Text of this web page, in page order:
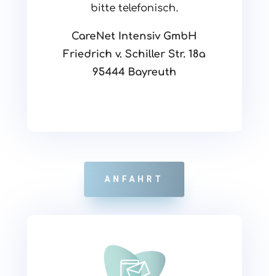
bitte telefonisch.
CareNet Intensiv GmbH
Friedrich v. Schiller Str. 18a
95444 Bayreuth
ANFAHRT